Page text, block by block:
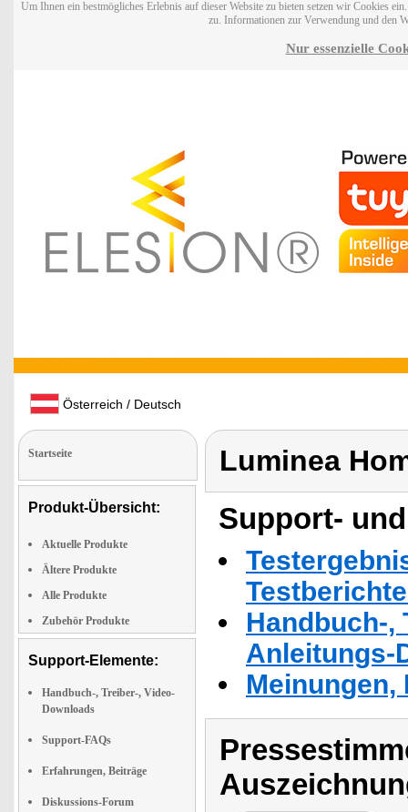
Um Ihnen ein bestmögliches Erlebnis auf dieser Website zu bieten setzen wir Cookies
zu. Informationen zur Verwendung und den
Nur essenzielle
Österreich / Deutsch
Startseite
Produkt-Übersicht:
Aktuelle Produkte
Ältere Produkte
Alle Produkte
Zubehör Produkte
Support-Elemente:
Handbuch-, Treiber-, Video-
Downloads
Support-FAQs
Erfahrungen, Beiträge
Diskussions-Forum
Luminea
Support-
Handbuch-,
Anleitungs-